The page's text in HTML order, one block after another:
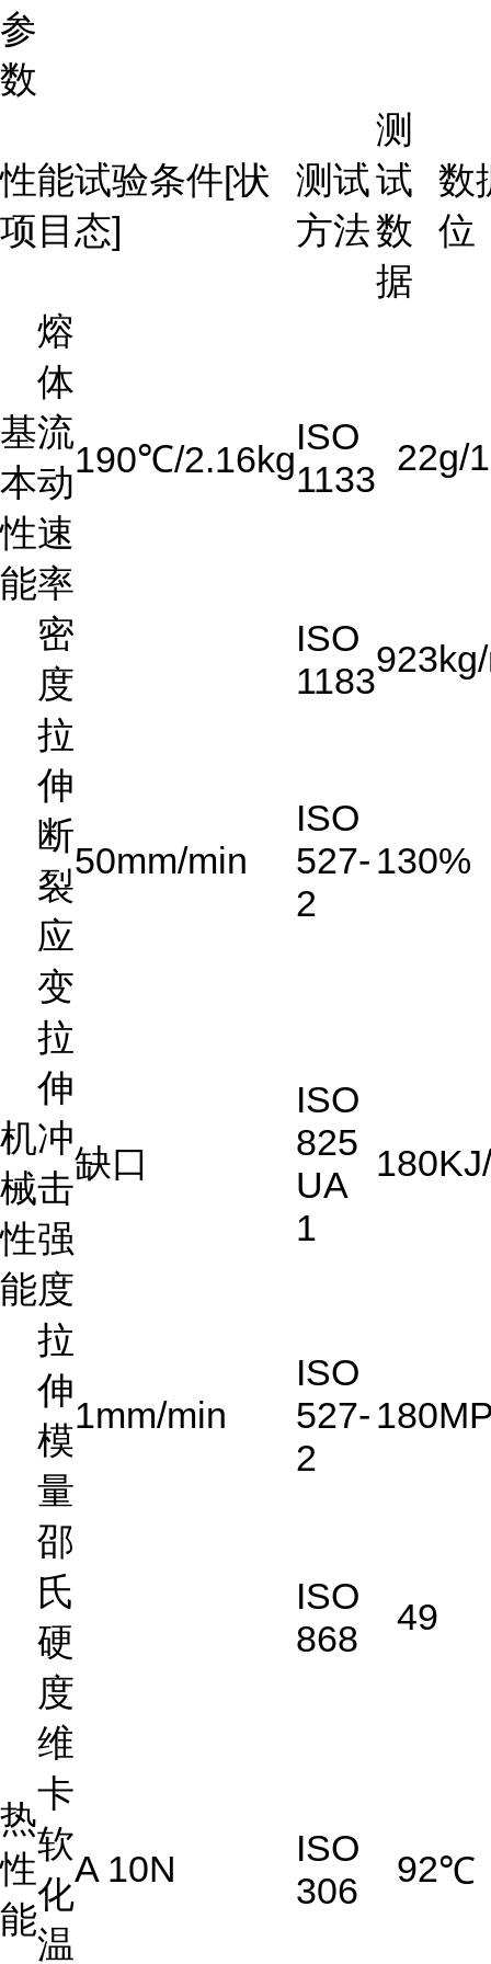
参
数
性能
项目
试验条件[状
态]
测试
方法
测
试
数
据
数
位
基
本
性
能
熔
体
流
动
速
率
190℃/2.16kg
ISO
1133
22g/
密
度
ISO
1183
923
机
械
性
能
拉
伸
断
裂
应
变
50mm/min
ISO
527-
2
130%
拉
伸
冲
击
强
度
缺口
ISO
825
UA
1
180
拉
伸
模
量
1mm/min
ISO
527-
2
180
邵
氏
硬
度
ISO
868
49
热
性
能
维
卡
软
化
温
A 10N
ISO
306
92℃